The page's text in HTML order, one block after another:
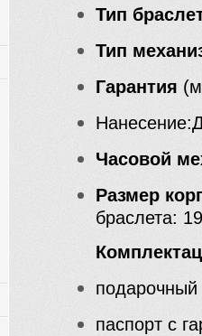
Тип
Тип
Гарантия
Часовой
Размер
браслета:
паспорт с